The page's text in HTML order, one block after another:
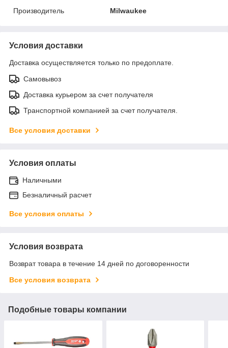
Производитель
Milwaukee
Условия доставки
Доставка осуществляется только по предоплате.
Самовывоз
Доставка курьером за счет получателя
Транспортной компанией за счет получателя.
Все условия доставки
Условия оплаты
Наличными
Безналичный расчет
Все условия оплаты
Условия возврата
Возврат товара в течение 14 дней по договоренности
Все условия возврата
Подобные товары компании